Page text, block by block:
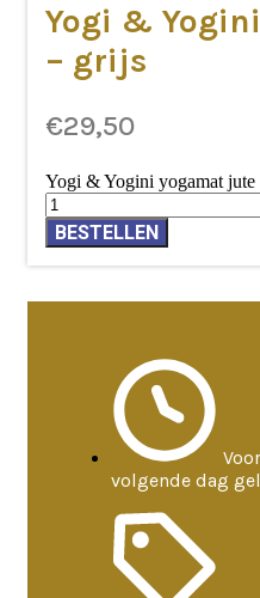
Yogi &
– grijs
€29,50
Yogi & Yogini yogamat jute
BESTELLEN
volgende dag